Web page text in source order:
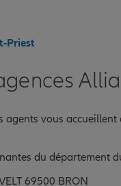
Priest
vous
du département
69500 BRON